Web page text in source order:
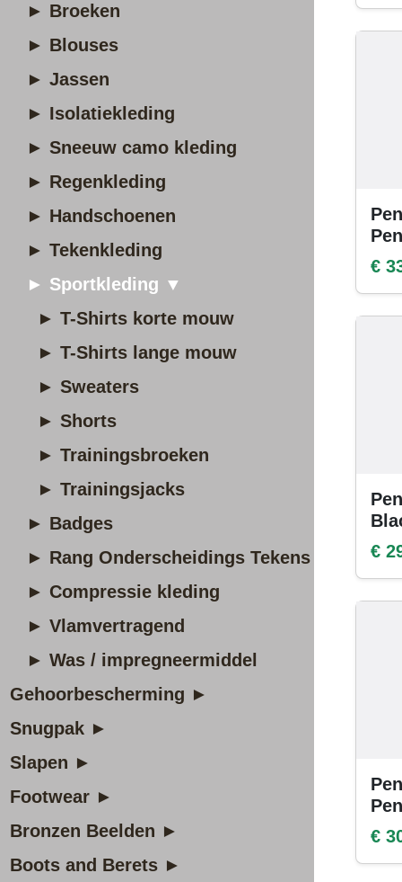
► Broeken
► Blouses
► Jassen
► Isolatiekleding
► Sneeuw camo kleding
► Regenkleding
► Handschoenen
► Tekenkleding
► Sportkleding ▼
► T-Shirts korte mouw
► T-Shirts lange mouw
► Sweaters
► Shorts
► Trainingsbroeken
► Trainingsjacks
► Badges
► Rang Onderscheidings Tekens
► Compressie kleding
► Vlamvertragend
► Was / impregneermiddel
Gehoorbescherming ►
Snugpak ►
Slapen ►
Footwear ►
Bronzen Beelden ►
Boots and Berets ►
€
€
€